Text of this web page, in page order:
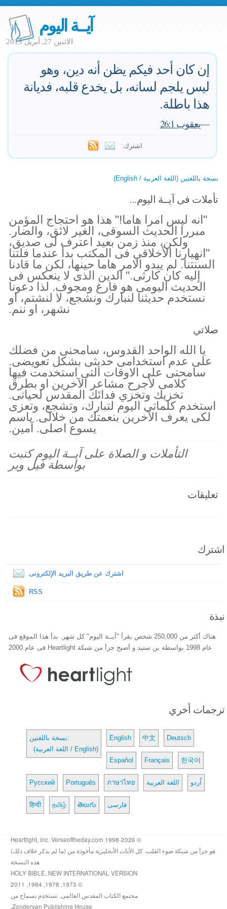
آيــة اليوم
الاثنين 27. أبريل 2015
إن كان أحد فيكم يظن أنه دين، وهو
ليس يلجم لسانه، بل يخدع قلبه، فديانة
هذا باطلة.
—يعقوب 26:1
اشترك:
نسخة باللغتين (اللغة العربية / English)
تأملات فى آيــة اليوم...
"انه ليس امرا هاما!" هذا هو احتجاج المؤمن
مبررا الحديث السوقى، الغير لائق، والضار.
ولكن، منذ زمن بعيد اعترف لى صديق،
"انهيارنا الأخلاقي فى المكتب بدأ عندما فلتنا
السنتنا. لم يبدو الامر هاما حينها، لكن ما قادنا
إليه كان كارثى." الدين الذى لا ينعكس فى
الحديث اليومى هو فارغ ومجوف. لذا دعونا
نستخدم حديثنا لنبارك ونشجع، لا لنشتم، او
نشهر، او ننم.
صلاتي
يا الله الواحد القدوس، سامحنى من فضلك
على عدم استخدامى حديثى بشكل تعويضى.
سامحنى على الاوقات التى استخدمت فيها
كلامى لأجرح مشاعر الآخرين او بطرق
تخزيك وتخزي فدائك المقدس لحياتى.
استخدم كلماتى اليوم لتبارك، وتشجع، وتعزى
لكى يعرف الآخرين بنعمتك من خلالى. باسم
يسوع اصلى. آمين.
التأملات و الصلاة على آيــة اليوم كتبت
بواسطة فيل وير
تعليقات
اشترك
اشترك عن طريق البريد الإلكترونى
RSS
نبذة
هناك أكثر من 250,000 شخص يقرأ "آيــة اليوم" كل شهر. بدأ هذا الموقع فى
عام 1998 بواسطة بن ستيد و أصبح جزأ من شبكة Heartlight فى عام 2000
ترجمات أخري
نسخة باللغتين:
(اللغة العربية / English)
English 中文 Deutsch
Español Français 한국어
Русский Português ภาษาไทย اللغة العربية اُردو
हिन्दी தமிழ் తెలుగు فارسی
© 1998-2026 Heartlight, Inc. Verseoftheday.com
هو جزأ من شبكة ضوء القلب. كل الأيات الأنجليزية مأخوذة من (ما لم يذكر خلاف ذلك)
هذه النسخة
HOLY BIBLE, NEW INTERNATIONAL VERSION
© 1973, 1978, 1984, 2011
مجتمع الكتاب المقدس العالمى. تستخدم بسماح من
Zondervan Publishing House.